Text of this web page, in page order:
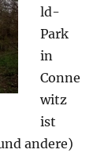
ld-
Park
in
Conne
witz
ist
andere)